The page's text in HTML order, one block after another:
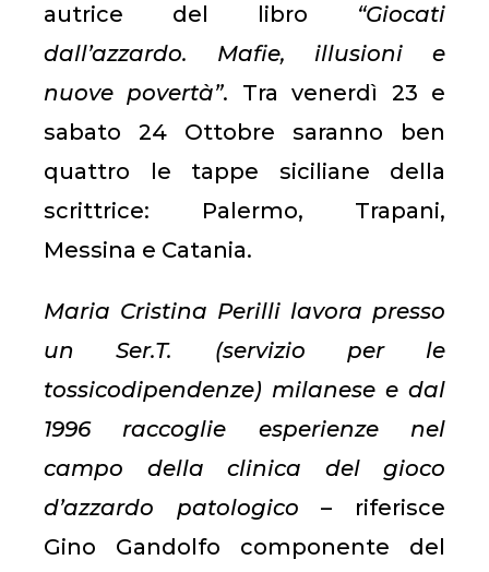
autrice del libro “Giocati
dall’azzardo. Mafie, illusioni e
nuove povertà”. Tra venerdì 23 e
sabato 24 Ottobre saranno ben
quattro le tappe siciliane della
scrittrice: Palermo, Trapani,
Messina e Catania.
Maria Cristina Perilli lavora presso
un Ser.T. (servizio per le
tossicodipendenze) milanese e dal
1996 raccoglie esperienze nel
campo della clinica del gioco
d’azzardo patologico – riferisce
Gino Gandolfo componente del